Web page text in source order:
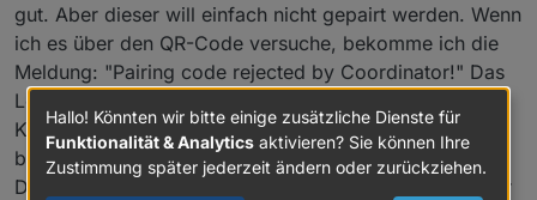
gut. Aber dieser will einfach nicht gepairt werden. Wenn
ich es über den QR-Code versuche, bekomme ich die
Meldung: "Pairing code rejected by Coordinator!" Das
Log sagt mir, dass ein längerer Code benötigt wird.
Kann man den QR Code evtl. eWeLink App heraus
bekommen? Das ist wohl die unterstützte App für die
Dinger. Oder sollte man die Dinger flashen oder besser
Hallo! Könnten wir bitte einige zusätzliche Dienste für
Funktionalität & Analytics aktivieren? Sie können Ihre
Zustimmung später jederzeit ändern oder zurückziehen.